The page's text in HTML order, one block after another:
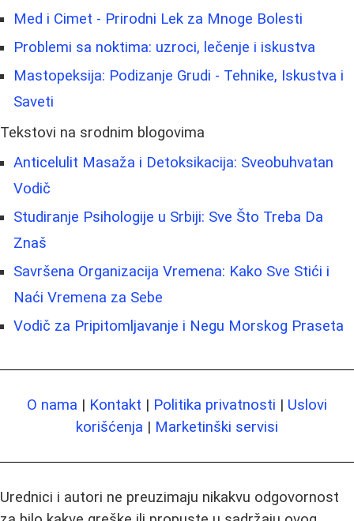
Med i Cimet - Prirodni Lek za Mnoge Bolesti
Problemi sa noktima: uzroci, lečenje i iskustva
Mastopeksija: Podizanje Grudi - Tehnike, Iskustva i
Saveti
Tekstovi na srodnim blogovima
Anticelulit Masaža i Detoksikacija: Sveobuhvatan
Vodič
Studiranje Psihologije u Srbiji: Sve Što Treba Da
Znaš
Savršena Organizacija Vremena: Kako Sve Stići i
Naći Vremena za Sebe
Vodič za Pripitomljavanje i Negu Morskog Praseta
O nama | Kontakt | Politika privatnosti | Uslovi
korišćenja | Marketinški servisi
Urednici i autori ne preuzimaju nikakvu odgovornost